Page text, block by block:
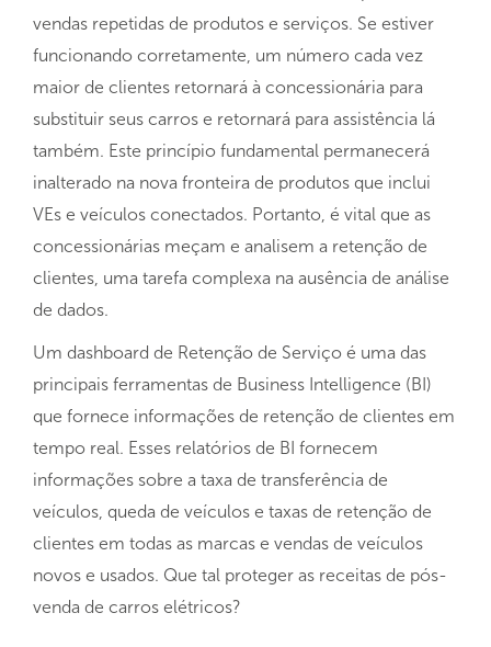
vendas repetidas de produtos e serviços. Se estiver
funcionando corretamente, um número cada vez
maior de clientes retornará à concessionária para
substituir seus carros e retornará para assistência lá
também. Este princípio fundamental permanecerá
inalterado na nova fronteira de produtos que inclui
VEs e veículos conectados. Portanto, é vital que as
concessionárias meçam e analisem a retenção de
clientes, uma tarefa complexa na ausência de análise
de dados.
Um dashboard de Retenção de Serviço é uma das
principais ferramentas de Business Intelligence (BI)
que fornece informações de retenção de clientes em
tempo real. Esses relatórios de BI fornecem
informações sobre a taxa de transferência de
veículos, queda de veículos e taxas de retenção de
clientes em todas as marcas e vendas de veículos
novos e usados. Que tal proteger as receitas de pós-
venda de carros elétricos?